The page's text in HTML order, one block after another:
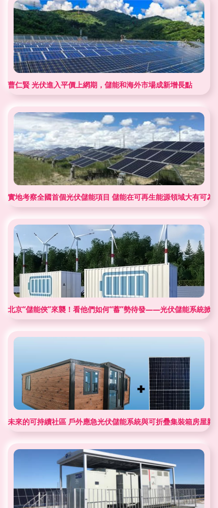
曹仁賢 光伏進入平價上網期，儲能和海外市場成新增長點
實地考察全國首個光伏儲能項目 儲能在可再生能源領域大有可為
北京“儲能俠”來襲！看他們如何“蓄”勢待發——光伏儲能系統掀
未來的可持續社區 戶外應急光伏儲能系統與可折疊集裝箱房屋新